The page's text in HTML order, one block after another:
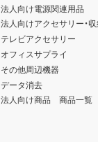
法人向け電源関連用品
法人向けアクセサリー・
テレビアクセサリー
オフィスサプライ
その他周辺機器
データ消去
法人向け商品 商品一覧